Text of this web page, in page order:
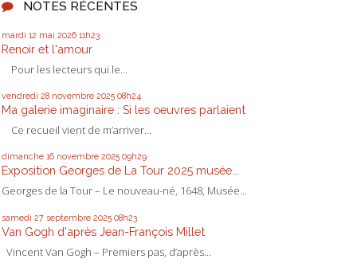
NOTES RÉCENTES
mardi 12 mai 2026 11h23
Renoir et l'amour
Pour les lecteurs qui le...
vendredi 28 novembre 2025 08h24
Ma galerie imaginaire : Si les oeuvres parlaient
Ce recueil vient de m’arriver...
dimanche 16 novembre 2025 09h29
Exposition Georges de La Tour 2025 musée...
Georges de la Tour – Le nouveau-né, 1648, Musée...
samedi 27 septembre 2025 08h23
Van Gogh d'après Jean-François Millet
Vincent Van Gogh – Premiers pas, d’après...